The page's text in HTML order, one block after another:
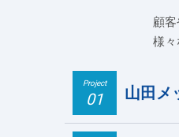
顧
様々
Project
01 山田メ